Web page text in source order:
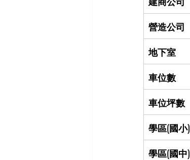
營造公司
地下室
車位數
車位坪數
學區(國小)
學區(國中)